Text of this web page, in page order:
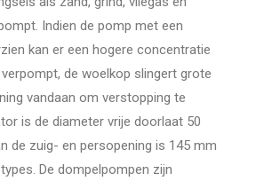
Indien de pomp met een
kan er een hogere concentratie
de woelkop slingert grote
vandaan om verstopping te
is de diameter vrije doorlaat 50
de zuig- en persopening is 145 mm
De dompelpompen zijn